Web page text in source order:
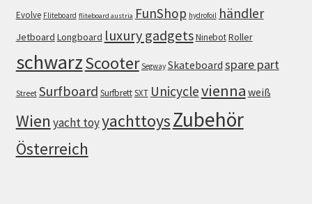
Evolve Fliteboard fliteboard austria FunShop hydrofoil händler
Jetboard Longboard luxury gadgetsNinebotRoller
schwarzScooter Segway Skateboard spare part
Street Surfboard SurfbrettSXT Unicyclevienna weiß
Wien yacht toyyachttoysZubehör
Österreich